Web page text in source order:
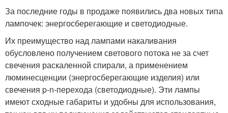
За последние годы в продаже появились два новых типа
лампочек: энергосберегающие и светодиодные.
Их преимущество над лампами накаливания
обусловлено получением светового потока не за счет
свечения раскаленной спирали, а применением
люминесценции (энергосберегающие изделия) или
свечения p-n-перехода (светодиодные). Эти лампы
имеют сходные габариты и удобны для использования,